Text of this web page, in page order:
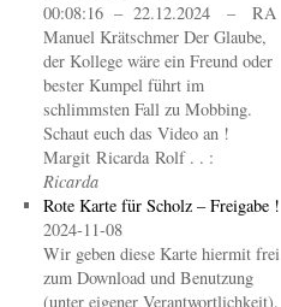
00:08:16 – 22.12.2024 – RA
Manuel Krätschmer Der Glaube,
der Kollege wäre ein Freund oder
bester Kumpel führt im
schlimmsten Fall zu Mobbing.
Schaut euch das Video an !
Margit Ricarda Rolf . . :
Ricarda
Rote Karte für Scholz – Freigabe !
2024-11-08
Wir geben diese Karte hiermit frei
zum Download und Benutzung
(unter eigener Verantwortlichkeit).